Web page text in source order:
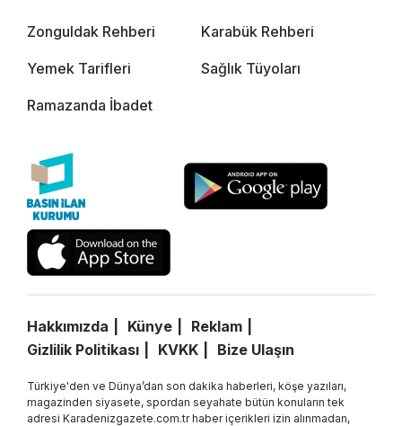
Zonguldak Rehberi Karabük Rehberi
Yemek Tarifleri Sağlık Tüyoları
Ramazanda İbadet
Hakkımızda Künye
Reklam
Gizlilik Politikası
KVKK Bize Ulaşın
Türkiye'den ve Dünya’dan son dakika haberleri, köşe yazıları,
magazinden siyasete, spordan seyahate bütün konuların tek
adresi Karadenizgazete.com.tr haber içerikleri izin alınmadan,